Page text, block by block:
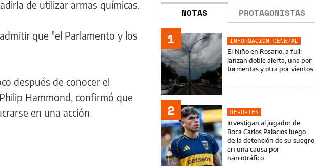
de utilizar armas químicas.
que "el Parlamento y los
después de conocer el
Hammond, confirmó que
en una acción
NOTAS PROTAGONISTAS
1
INFORMACIÓN GENERAL
El Niño en Rosario, a full:
lanzan doble alerta, una por
tormentas y otra por vientos
2
DEPORTES
Investigan al jugador de
Boca Carlos Palacios luego
de la detención de su suegro
en una causa por
narcotráfico